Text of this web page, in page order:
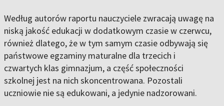
Według autorów raportu nauczyciele zwracają uwagę na
niską jakość edukacji w dodatkowym czasie w czerwcu,
również dlatego, że w tym samym czasie odbywają się
państwowe egzaminy maturalne dla trzecich i
czwartych klas gimnazjum, a część społeczności
szkolnej jest na nich skoncentrowana. Pozostali
uczniowie nie są edukowani, a jedynie nadzorowani.